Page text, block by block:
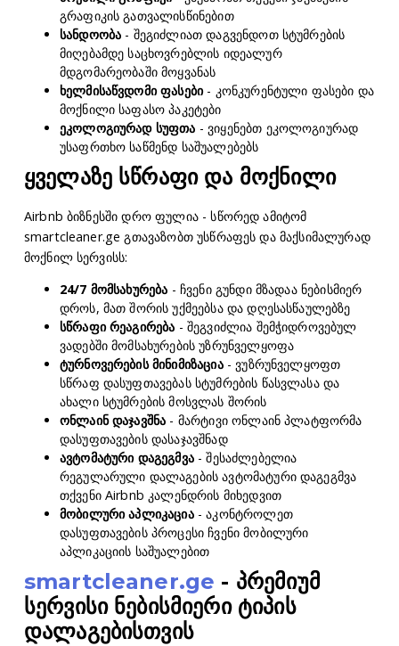
გრაფიკის გათვალისწინებით
სანდოობა - შეგიძლიათ დაგვენდოთ სტუმრების
მიღებამდე საცხოვრებლის იდეალურ
მდგომარეობაში მოყვანას
ხელმისაწვდომი ფასები- კონკურენტული ფასები და
მოქნილი საფასო პაკეტები
ეკოლოგიურად სუფთა - ვიყენებთ ეკოლოგიურად
უსაფრთხო საწმენდ საშუალებებს
ყველაზე სწრაფი და მოქნილი
Airbnb ბიზნესში დრო ფულია - სწორედ ამიტომ
smartcleaner.ge გთავაზობთ უსწრაფეს და მაქსიმალურად
მოქნილ სერვისს:
24/7 მომსახურება - ჩვენი გუნდი მზადაა ნებისმიერ
დროს, მათ შორის უქმეებსა და დღესასწაულებზე
სწრაფი რეაგირება - შეგვიძლია შემჭიდროვებულ
ვადებში მომსახურების უზრუნველყოფა
ტურნოვერების მინიმიზაცია- ვუზრუნველყოფთ
სწრაფ დასუფთავებას სტუმრების წასვლასა და
ახალი სტუმრების მოსვლას შორის
ონლაინ დაჯავშნა - მარტივი ონლაინ პლატფორმა
დასუფთავების დასაჯავშნად
ავტომატური დაგეგმვა- შესაძლებელია
რეგულარული დალაგების ავტომატური დაგეგმვა
თქვენი Airbnb კალენდრის მიხედვით
მობილური აპლიკაცია- აკონტროლეთ
დასუფთავების პროცესი ჩვენი მობილური
აპლიკაციის საშუალებით
smartcleaner.ge - პრემიუმ
სერვისი ნებისმიერი ტიპის
დალაგებისთვის